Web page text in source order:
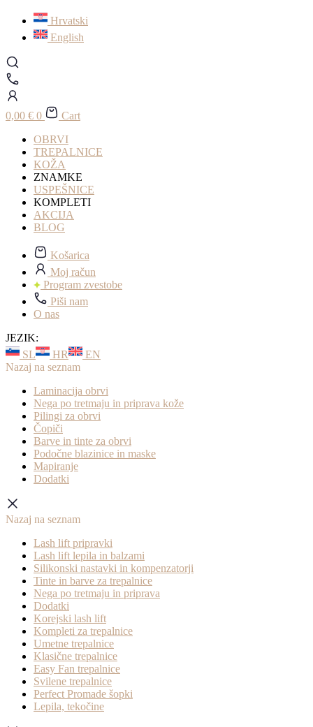
Hrvatski
English
0,00 € 0
Cart
OBRVI
TREPALNICE
KOŽA
ZNAMKE
USPEŠNICE
KOMPLETI
AKCIJA
BLOG
Košarica
Moj račun
Program zvestobe
Piši nam
O nas
JEZIK:
SL
HR
EN
Nazaj na seznam
Laminacija obrvi
Nega po tretmaju in priprava kože
Pilingi za obrvi
Čopiči
Barve in tinte za obrvi
Podočne blazinice in maske
Mapiranje
Dodatki
Nazaj na seznam
Lash lift pripravki
Lash lift lepila in balzami
Silikonski nastavki in kompenzatorji
Tinte in barve za trepalnice
Nega po tretmaju in priprava
Dodatki
Korejski lash lift
Kompleti za trepalnice
Umetne trepalnice
Klasične trepalnice
Easy Fan trepalnice
Svilene trepalnice
Perfect Promade šopki
Lepila, tekočine